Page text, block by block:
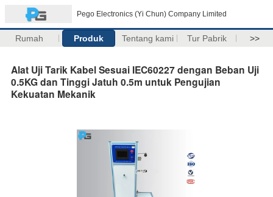
Pego Electronics (Yi Chun) Company Limited
Rumah Produk Tentang kami Tur Pabrik >>
Alat Uji Tarik Kabel Sesuai IEC60227 dengan Beban Uji
0.5KG dan Tinggi Jatuh 0.5m untuk Pengujian
Kekuatan Mekanik